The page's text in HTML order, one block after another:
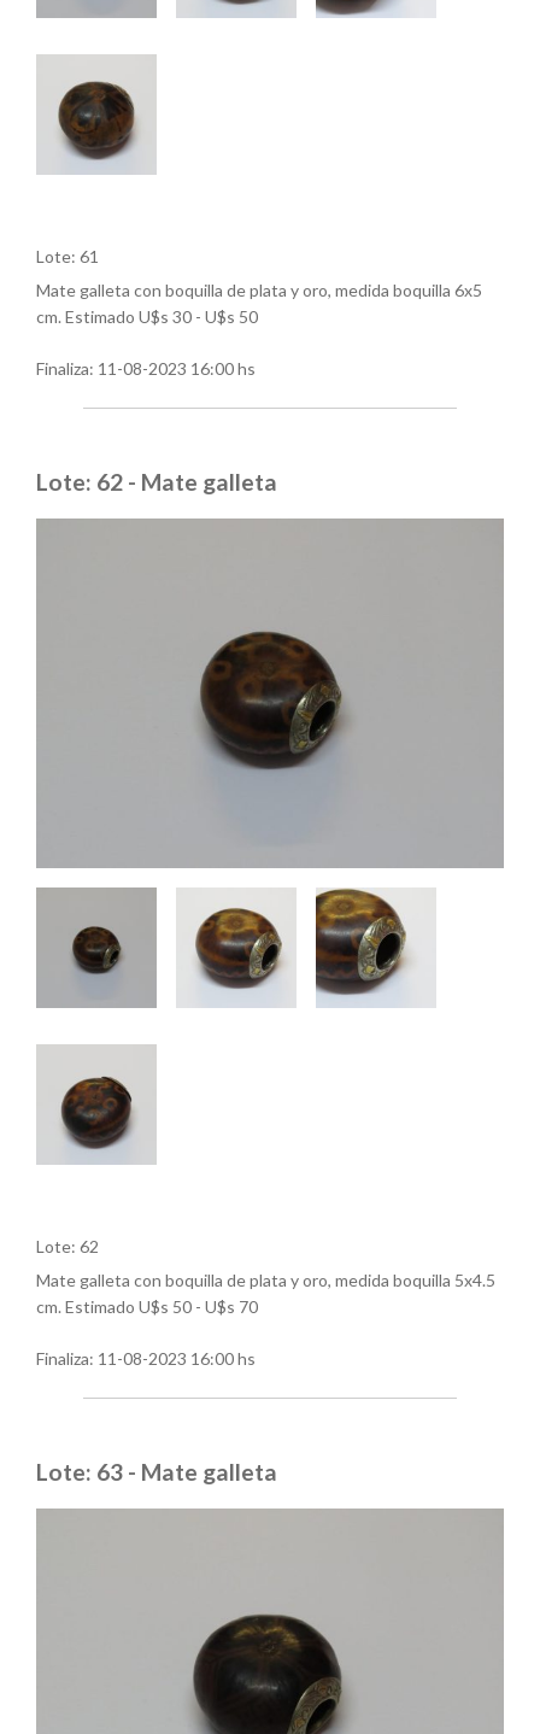
Lote: 61
Mate galleta con boquilla de plata y oro, medida boquilla 6x5
cm. Estimado U$s 30 - U$s 50
Finaliza: 11-08-2023 16:00 hs
Lote: 62 - Mate galleta
Lote: 62
Mate galleta con boquilla de plata y oro, medida boquilla 5x4.5
cm. Estimado U$s 50 - U$s 70
Finaliza: 11-08-2023 16:00 hs
Lote: 63 - Mate galleta